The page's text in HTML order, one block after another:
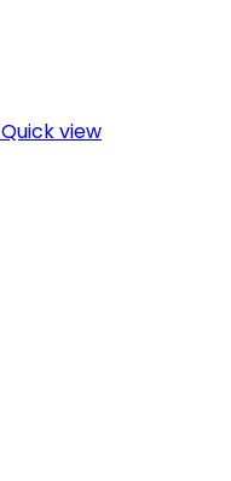
Quick view